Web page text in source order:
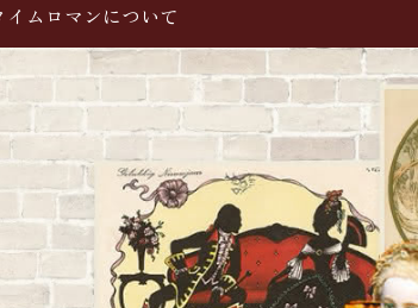
イムロマンについて